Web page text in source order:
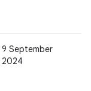
9 September
2024